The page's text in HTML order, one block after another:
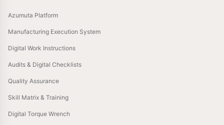
Azumuta Platform
Manufacturing Execution System
Digital Work Instructions
Audits & Digital Checklists
Quality Assurance
Skill Matrix & Training
Digital Torque Wrench